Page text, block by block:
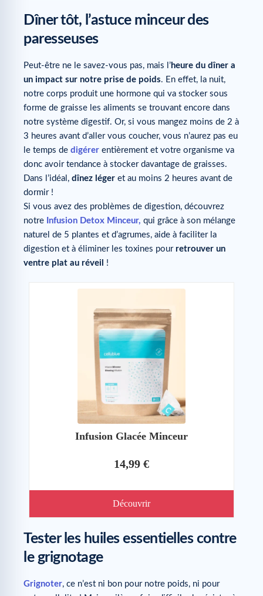
Dîner tôt, l’astuce minceur des
paresseuses
Peut-être ne le savez-vous pas, mais l’heure du dîner a
un impact sur notre prise de poids. En effet, la nuit,
notre corps produit une hormone qui va stocker sous
forme de graisse les aliments se trouvant encore dans
notre système digestif. Or, si vous mangez moins de 2 à
3 heures avant d’aller vous coucher, vous n’aurez pas eu
le temps de digérer entièrement et votre organisme va
donc avoir tendance à stocker davantage de graisses.
Dans l’idéal, dînez léger et au moins 2 heures avant de
dormir !
Si vous avez des problèmes de digestion, découvrez
notre Infusion Detox Minceur, qui grâce à son mélange
naturel de 5 plantes et d’agrumes, aide à faciliter la
digestion et à éliminer les toxines pour retrouver un
ventre plat au réveil
!
Infusion Glacée Minceur
14,99 €
Découvrir
Tester les huiles essentielles contre
le grignotage
Grignoter, ce n’est ni bon pour notre poids, ni pour